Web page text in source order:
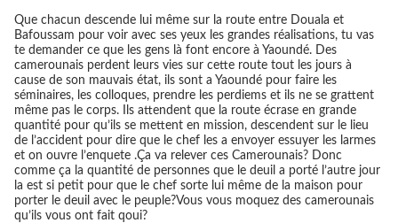
Que chacun descende lui même sur la route entre Douala et
Bafoussam pour voir avec ses yeux les grandes réalisations, tu vas
te demander ce que les gens là font encore à Yaoundé. Des
camerounais perdent leurs vies sur cette route tout les jours à
cause de son mauvais état, ils sont a Yaoundé pour faire les
séminaires, les colloques, prendre les perdiems et ils ne se grattent
même pas le corps. Ils attendent que la route écrase en grande
quantité pour qu’ils se mettent en mission, descendent sur le lieu
de l’accident pour dire que le chef les a envoyer essuyer les larmes
et on ouvre l’enquete .Ça va relever ces Camerounais? Donc
comme ça la quantité de personnes que le deuil a porté l’autre jour
la est si petit pour que le chef sorte lui même de la maison pour
porter le deuil avec le peuple?Vous vous moquez des camerounais
qu’ils vous ont fait qoui?